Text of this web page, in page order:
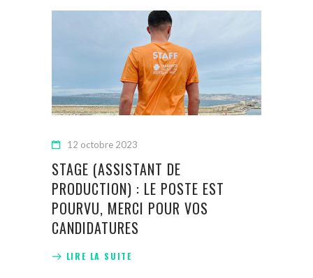
12 octobre 2023
STAGE (ASSISTANT DE
PRODUCTION) : LE POSTE EST
POURVU, MERCI POUR VOS
CANDIDATURES
LIRE LA SUITE